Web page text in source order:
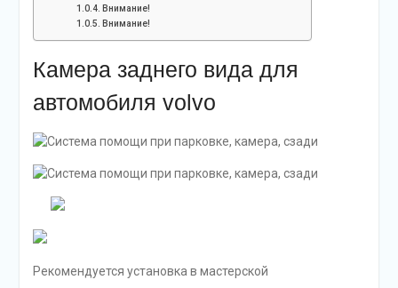
Внимание!
Внимание!
Камера заднего вида для
автомобиля volvo
Рекомендуется установка в мастерской